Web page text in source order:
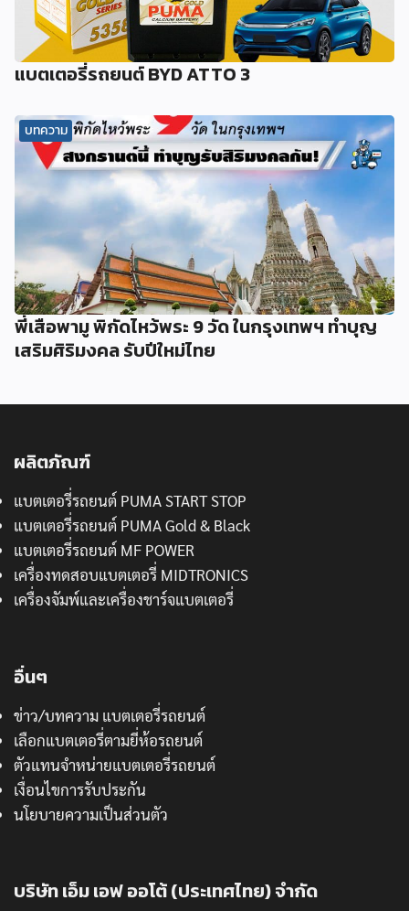
แบตเตอรี่รถยนต์ BYD ATTO 3
บทความ
พี่เสือพามู พิกัดไหว้พระ 9 วัด ในกรุงเทพฯ ทำบุญ
เสริมศิริมงคล รับปีใหม่ไทย
ผลิตภัณฑ์
แบตเตอรี่รถยนต์ PUMA START STOP
แบตเตอรี่รถยนต์ PUMA Gold & Black
แบตเตอรี่รถยนต์ MF POWER
เครื่องทดสอบแบตเตอรี่ MIDTRONICS
เครื่องจัมพ์และเครื่องชาร์จแบตเตอรี่
อื่นๆ
ข่าว/บทความ แบตเตอรี่รถยนต์
เลือกแบตเตอรี่ตามยี่ห้อรถยนต์
ตัวแทนจำหน่ายแบตเตอรี่รถยนต์
เงื่อนไขการรับประกัน
นโยบายความเป็นส่วนตัว
บริษัท เอ็ม เอฟ ออโต้ (ประเทศไทย) จำกัด